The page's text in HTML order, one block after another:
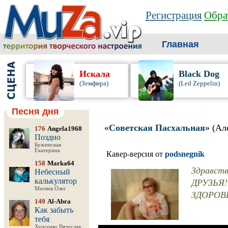
Регистрация
Главная
Искала
(Земфира)
Black Dog
(Led Zeppelin)
Песня дня
176 Angela1968
Поздно
Бужинская
Екатерина
158 Marka64
Небесный
калькулятор
Митяев Олег
149 Al-Abra
Как забыть
тебя
Хурсенко Вячеслав
«Советская Пасхальная»
Кавер-версия от podsnegnik